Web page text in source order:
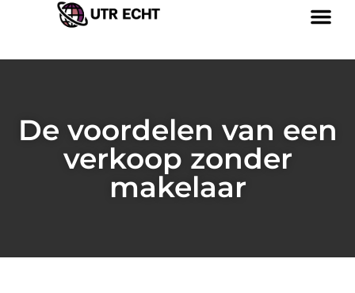
De voordelen van een
verkoop zonder
makelaar